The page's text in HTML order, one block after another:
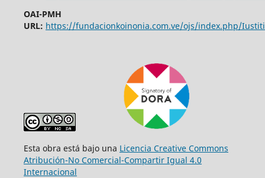
OAI-PMH
URL: https://fundacionkoinonia.com.ve/ojs/index.php/
Esta obra está bajo una Licencia Creative Commons
Atribución-No Comercial-Compartir Igual 4.0
Internacional